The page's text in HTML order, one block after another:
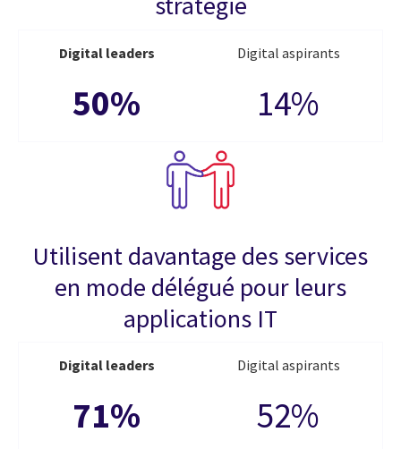
Digital leaders
50%
Digital aspirants
14%
Utilisent davantage des services
en mode délégué pour leurs
applications IT
Digital leaders
71%
Digital aspirants
52%